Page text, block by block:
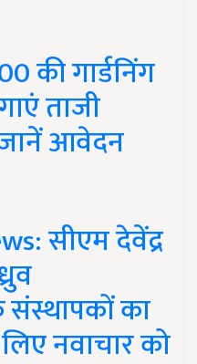
की गार्डनिंग
ताजी
आवेदन
सीएम देवेंद्र
संस्थापकों का
नवाचार को